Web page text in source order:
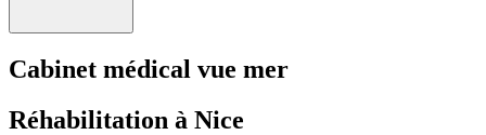
Cabinet médical vue mer
Réhabilitation à Nice